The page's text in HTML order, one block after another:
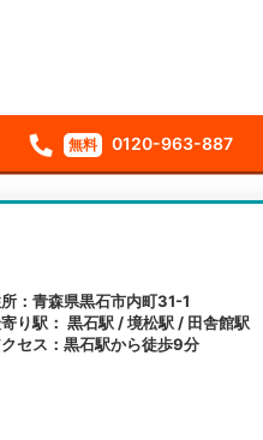
無料 0120-963-887
：青森県黒石市内町31-1
り駅： 黒石駅 / 境松駅 / 田舎館駅
セス：黒石駅から徒歩9分